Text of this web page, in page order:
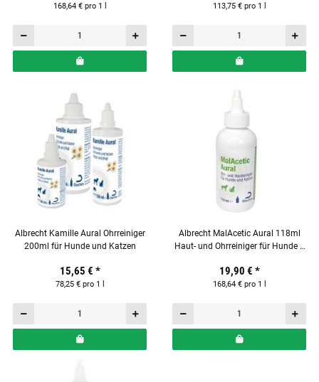
168,64 € pro 1 l 113,75 € pro 1 l
Albrecht Kamille Aural Ohrreiniger
200ml für Hunde und Katzen
15,65 € *
78,25 € pro 1 l
Albrecht MalAcetic Aural 118ml
Haut- und Ohrreiniger für Hunde &
19,90 € *
168,64 € pro 1 l